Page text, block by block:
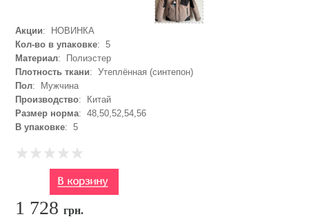
Акции: НОВИНКА
Кол-во в упаковке: 5
Материал: Полиэстер
Плотность ткани: Утеплённая (синтепон)
Пол: Мужчина
Производство: Китай
Размер норма: 48,50,52,54,56
В упаковке: 5
1 728грн.